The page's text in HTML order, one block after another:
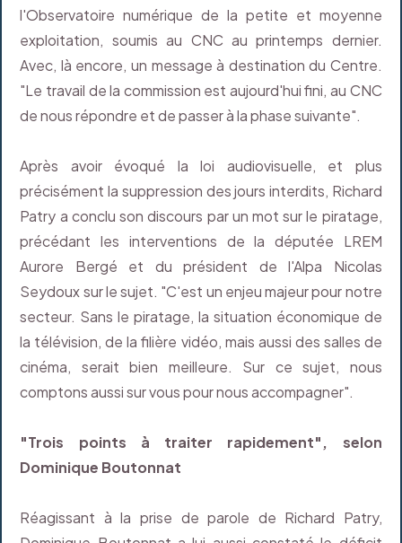
l'Observatoire numérique de la petite et moyenne
exploitation, soumis au CNC au printemps dernier.
Avec, là encore, un message à destination du Centre.
"Le travail de la commission est aujourd'hui fini, au CNC
de nous répondre et de passer à la phase suivante".
Après avoir évoqué la loi audiovisuelle, et plus
précisément la suppression des jours interdits, Richard
Patry a conclu son discours par un mot sur le piratage,
précédant les interventions de la députée LREM
Aurore Bergé et du président de l'Alpa Nicolas
Seydoux sur le sujet. "C'est un enjeu majeur pour notre
secteur. Sans le piratage, la situation économique de
la télévision, de la filière vidéo, mais aussi des salles de
cinéma, serait bien meilleure. Sur ce sujet, nous
comptons aussi sur vous pour nous accompagner".
"Trois points à traiter rapidement", selon
Dominique Boutonnat
Réagissant à la prise de parole de Richard Patry,